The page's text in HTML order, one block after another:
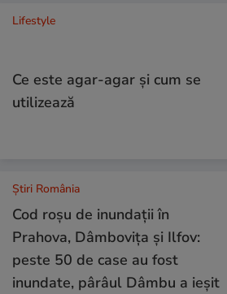
Lifestyle
Ce este agar-agar și cum se
utilizează
Știri România
Cod roșu de inundații în
Prahova, Dâmbovița și Ilfov:
peste 50 de case au fost
inundate, pârâul Dâmbu a ieșit